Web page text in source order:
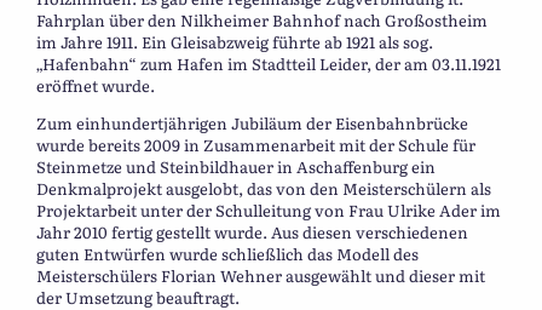
Fahrplan über den Nilkheimer Bahnhof nach Großostheim
im Jahre 1911. Ein Gleisabzweig führte ab 1921 als sog.
„Hafenbahn“ zum Hafen im Stadtteil Leider, der am 03.11.1921
eröffnet wurde.
Zum einhundertjährigen Jubiläum der Eisenbahnbrücke
wurde bereits 2009 in Zusammenarbeit mit der Schule für
Steinmetze und Steinbildhauer in Aschaffenburg ein
Denkmalprojekt ausgelobt, das von den Meisterschülern als
Projektarbeit unter der Schulleitung von Frau Ulrike Ader im
Jahr 2010 fertig gestellt wurde. Aus diesen verschiedenen
guten Entwürfen wurde schließlich das Modell des
Meisterschülers Florian Wehner ausgewählt und dieser mit
der Umsetzung beauftragt.